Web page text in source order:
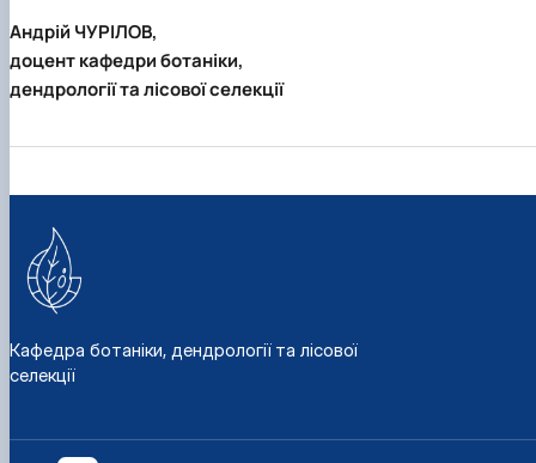
Андрій ЧУРІЛОВ,
доцент кафедри ботаніки,
дендрології та лісової селекції
Кафедра ботаніки, дендрології та лісової
селекції